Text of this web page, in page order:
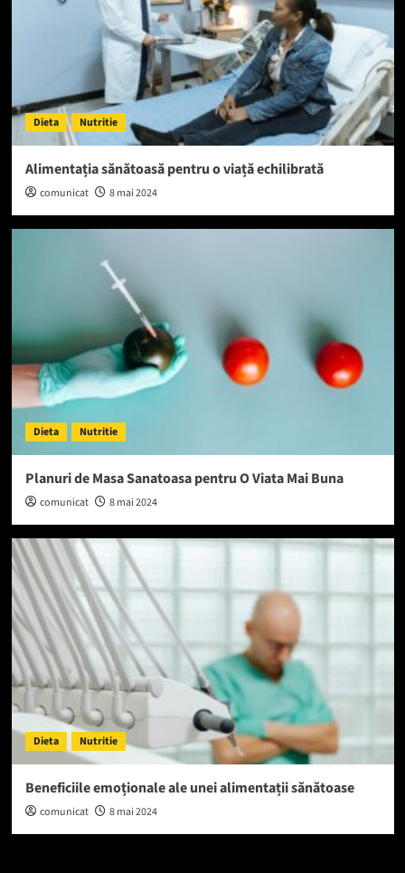
Dieta Nutritie
Alimentația sănătoasă pentru o viață echilibrată
comunicat 8 mai 2024
Dieta Nutritie
Planuri de Masa Sanatoasa pentru O Viata Mai Buna
comunicat 8 mai 2024
Dieta Nutritie
Beneficiile emoționale ale unei alimentații sănătoase
comunicat 8 mai 2024